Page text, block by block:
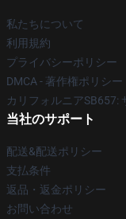
私たちについて
利用規約
プライバシーポリシー
DMCA - 著作権ポリシー
カリフォルニアSB657:
当社のサポート
配送&配送ポリシー
支払条件
返品・返金ポリシー
お問い合わせ